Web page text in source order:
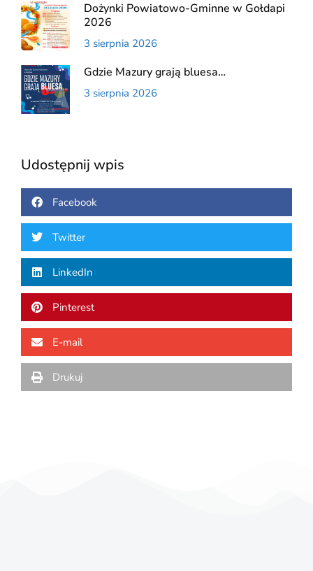
Dożynki Powiatowo-Gminne w Gołdapi
2026
3 sierpnia 2026
Gdzie Mazury grają bluesa…
3 sierpnia 2026
Udostępnij wpis
Facebook
Twitter
LinkedIn
Pinterest
E-mail
Drukuj